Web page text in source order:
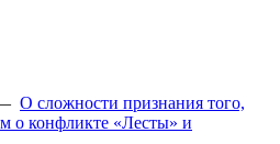
О сложности признания того,
о конфликте «Лесты» и